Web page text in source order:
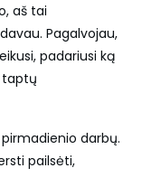
aš tai
Pagalvojau,
padariusi ką
taptų
darbų.
pailsėti,